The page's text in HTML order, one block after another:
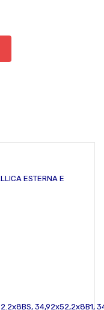
ESTERNA E
x8BS, 34,92x52,2x8B1,